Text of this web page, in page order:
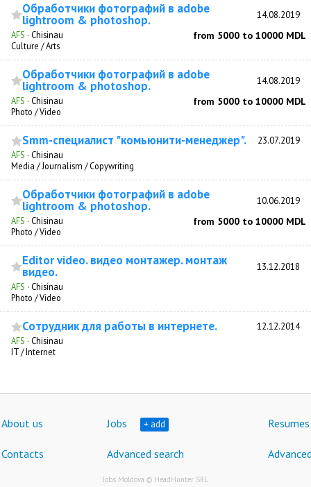
Обработчики фотографий в adobe
lightroom & photoshop. 14.08.2019
AFS · Chisinau from 5000 to 10000 MDL
Culture / Arts
Обработчики фотографий в adobe
lightroom & photoshop. 14.08.2019
AFS · Chisinau from 5000 to 10000 MDL
Photo / Video
Smm-специалист "комьюнити-менеджер". 23.07.2019
AFS · Chisinau
Media / Journalism / Copywriting
Обработчики фотографий в adobe
lightroom & photoshop. 10.06.2019
AFS · Chisinau from 5000 to 10000 MDL
Photo / Video
Editor video. видео монтажер. монтаж
видео. 13.12.2018
AFS · Chisinau
Photo / Video
Сотрудник для работы в интернете. 12.12.2014
AFS · Chisinau
IT / Internet
About us Jobs + add Resumes
Contacts Advanced search
Jobs Moldova © HeadHunter SRL